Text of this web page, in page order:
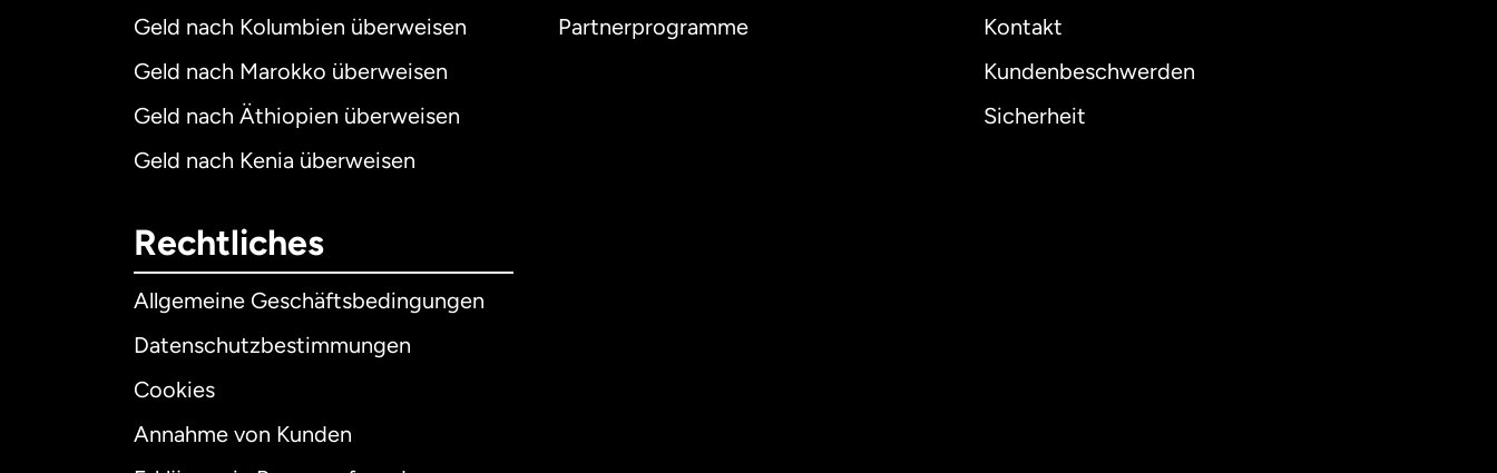
Geld nach Kolumbien überweisen
Geld nach Marokko überweisen
Geld nach Äthiopien überweisen
Geld nach Kenia überweisen
Partnerprogramme
Kontakt
Kundenbeschwerden
Sicherheit
Rechtliches
Allgemeine Geschäftsbedingungen
Datenschutzbestimmungen
Cookies
Annahme von Kunden